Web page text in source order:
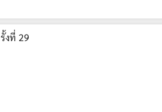
งที่ 29